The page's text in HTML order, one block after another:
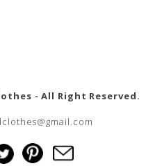
- All Right Reserved.